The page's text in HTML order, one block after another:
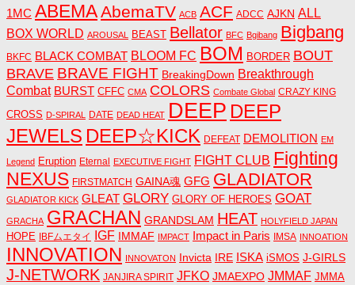
1MC ABEMAAbemaTV ACB ACF ADCC AJKN ALL
BOX WORLD AROUSAL BEAST Bellator BFC Bgibang Bigbang
BKFC BLACK COMBAT BLOOM FC BOM BORDER BOUT
BRAVE BRAVE FIGHT BreakingDown Breakthrough
Combat BURST CFFC CMA COLORS Combate Global CRAZY KING
CROSS D-SPIRAL DATE DEAD HEAT DEEP DEEP
JEWELS DEEP☆KICK DEFEAT DEMOLITION EM
Legend Eruption Eternal EXECUTIVE FIGHT FIGHT CLUB Fighting
NEXUS FIRSTMATCH GAINA魂 GFG GLADIATOR
GLADIATOR KICK GLEAT GLORY GLORY OF HEROES GOAT
GRACHA GRACHAN GRANDSLAM HEAT HOLYFIELD JAPAN
HOPE IBFムエタイ IGF IMMAF IMPACT Impact in Paris IMSA INNOATION
INNOVATION INNOVATON Invicta IRE ISKA iSMOS J-GIRLS
J-NETWORK JANJIRA SPIRIT JFKO JMAEXPO JMMAF JMMA